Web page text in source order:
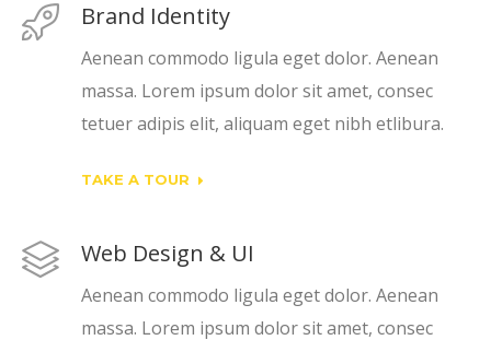
Brand Identity
Aenean commodo ligula eget dolor. Aenean
massa. Lorem ipsum dolor sit amet, consec
tetuer adipis elit, aliquam eget nibh etlibura.
TAKE A TOUR
Web Design & UI
Aenean commodo ligula eget dolor. Aenean
massa. Lorem ipsum dolor sit amet, consec